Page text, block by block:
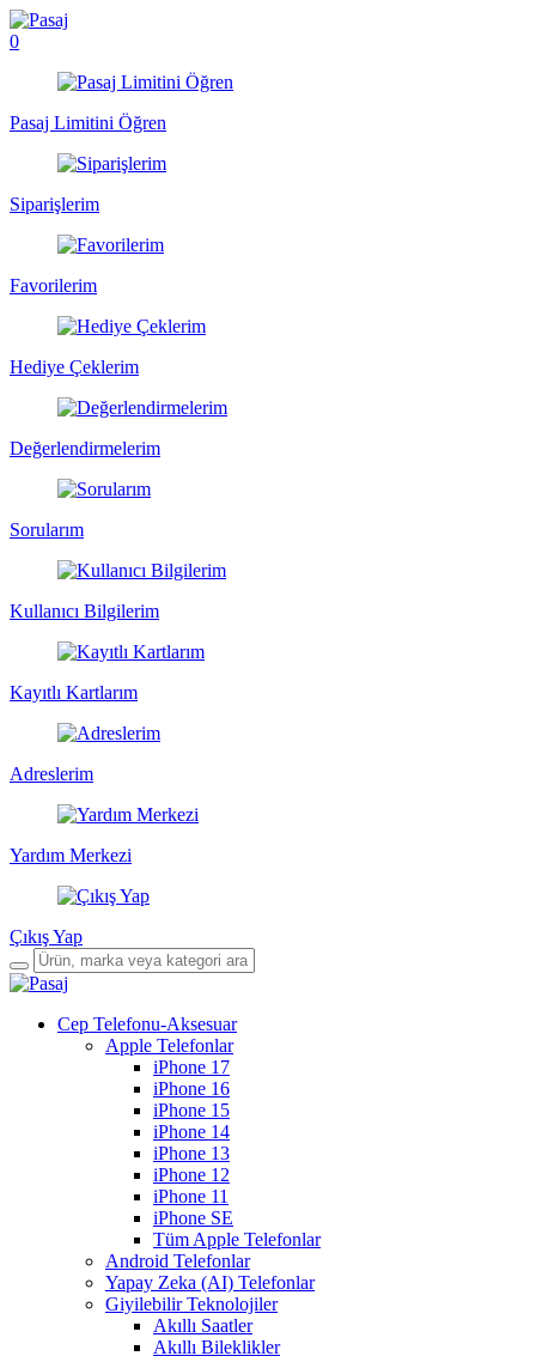
0
Pasaj Limitini Öğren
Siparişlerim
Favorilerim
Hediye Çeklerim
Değerlendirmelerim
Sorularım
Kullanıcı Bilgilerim
Kayıtlı Kartlarım
Adreslerim
Yardım Merkezi
Çıkış Yap
Cep Telefonu-Aksesuar
Apple Telefonlar
iPhone 17
iPhone 16
iPhone 15
iPhone 14
iPhone 13
iPhone 12
iPhone 11
iPhone SE
Tüm Apple Telefonlar
Android Telefonlar
Yapay Zeka (AI) Telefonlar
Giyilebilir Teknolojiler
Akıllı Saatler
Akıllı Bileklikler